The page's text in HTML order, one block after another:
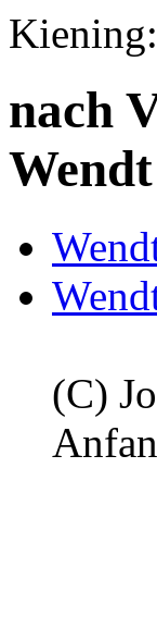
nach
Wendt
(C)